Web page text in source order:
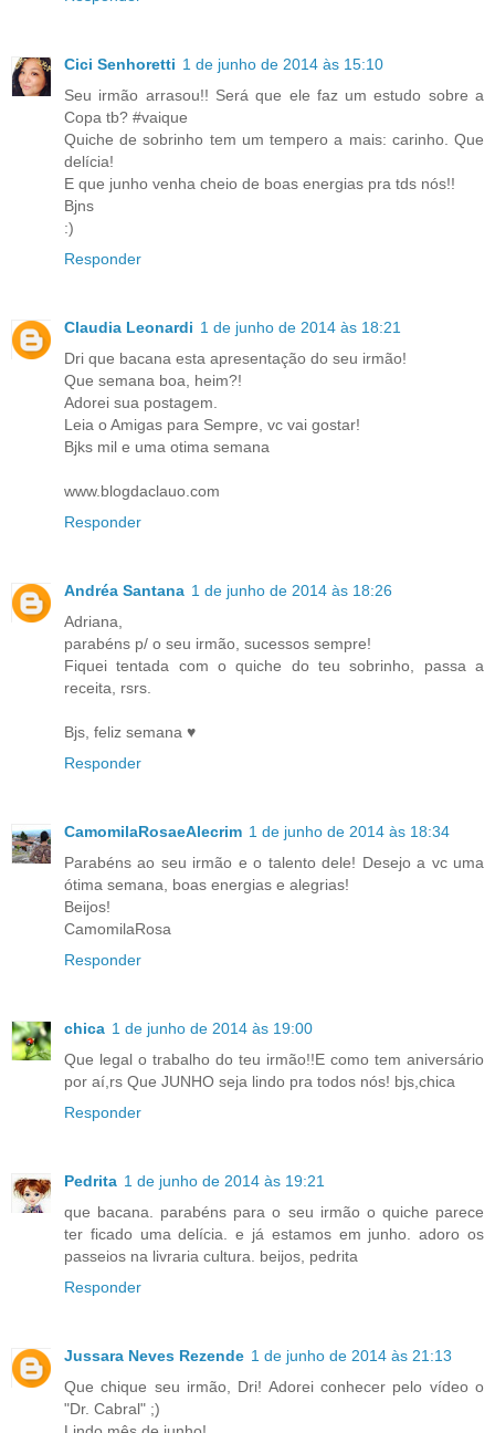
Cici Senhoretti 1 de junho de 2014 às 15:10
Seu irmão arrasou!! Será que ele faz um estudo sobre a
Copa tb? #vaique
Quiche de sobrinho tem um tempero a mais: carinho. Que
delícia!
E que junho venha cheio de boas energias pra tds nós!!
Bjns
:)
Responder
Claudia Leonardi 1 de junho de 2014 às 18:21
Dri que bacana esta apresentação do seu irmão!
Que semana boa, heim?!
Adorei sua postagem.
Leia o Amigas para Sempre, vc vai gostar!
Bjks mil e uma otima semana
www.blogdaclauo.com
Responder
Andréa Santana 1 de junho de 2014 às 18:26
Adriana,
parabéns p/ o seu irmão, sucessos sempre!
Fiquei tentada com o quiche do teu sobrinho, passa a
receita, rsrs.
Bjs, feliz semana ♥
Responder
CamomilaRosaeAlecrim 1 de junho de 2014 às 18:34
Parabéns ao seu irmão e o talento dele! Desejo a vc uma
ótima semana, boas energias e alegrias!
Beijos!
CamomilaRosa
Responder
chica 1 de junho de 2014 às 19:00
Que legal o trabalho do teu irmão!!E como tem aniversário
por aí,rs Que JUNHO seja lindo pra todos nós! bjs,chica
Responder
Pedrita 1 de junho de 2014 às 19:21
que bacana. parabéns para o seu irmão o quiche parece
ter ficado uma delícia. e já estamos em junho. adoro os
passeios na livraria cultura. beijos, pedrita
Responder
Jussara Neves Rezende 1 de junho de 2014 às 21:13
Que chique seu irmão, Dri! Adorei conhecer pelo vídeo o
"Dr. Cabral" ;)